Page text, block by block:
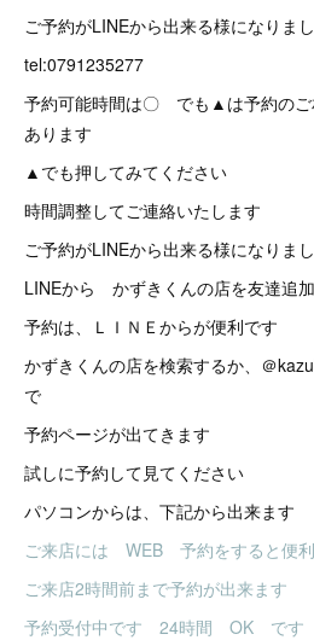
ご予約がLINEから出来る様になりまし
tel:0791235277
予約可能時間は〇 でも▲は予約のご
あります
▲でも押してみてください
時間調整してご連絡いたします
ご予約がLINEから出来る様になりまし
LINEから かずきくんの店を友達追
予約は、ＬＩＮＥからが便利です
かずきくんの店を検索するか、＠
で
予約ページが出てきます
試しに予約して見てください
パソコンからは、下記から出来ます
ご来店には WEB 予約をすると便
ご来店2時間前まで予約が出来ます
予約受付中です 24時間 OK です